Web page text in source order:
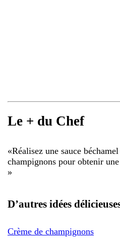
Le + du Chef
«Réalisez une sauce
champignons pour obtenir
»
D’autres idées
Crème de champignons